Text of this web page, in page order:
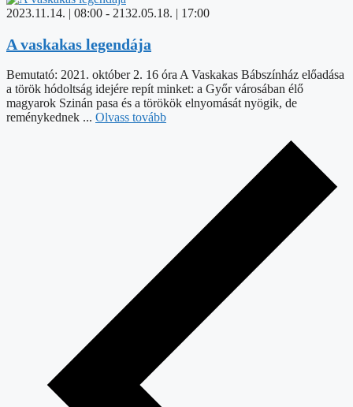
2023.11.14. | 08:00 - 2132.05.18. | 17:00
A vaskakas legendája
Bemutató: 2021. október 2. 16 óra A Vaskakas Bábszínház előadása
a török hódoltság idejére repít minket: a Győr városában élő
magyarok Szinán pasa és a törökök elnyomását nyögik, de
reménykednek ... Olvass tovább